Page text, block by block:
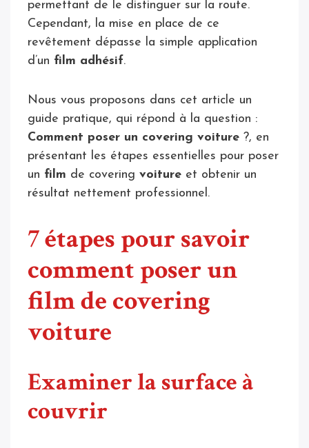
permettant de le distinguer sur la route.
Cependant, la mise en place de ce
revêtement dépasse la simple application
d’un film adhésif.
Nous vous proposons dans cet article un
guide pratique, qui répond à la question :
Comment poser un covering voiture ?, en
présentant les étapes essentielles pour poser
un film de covering voiture et obtenir un
résultat nettement professionnel.
7 étapes pour savoir
comment poser un
film de covering
voiture
Examiner la surface à
couvrir